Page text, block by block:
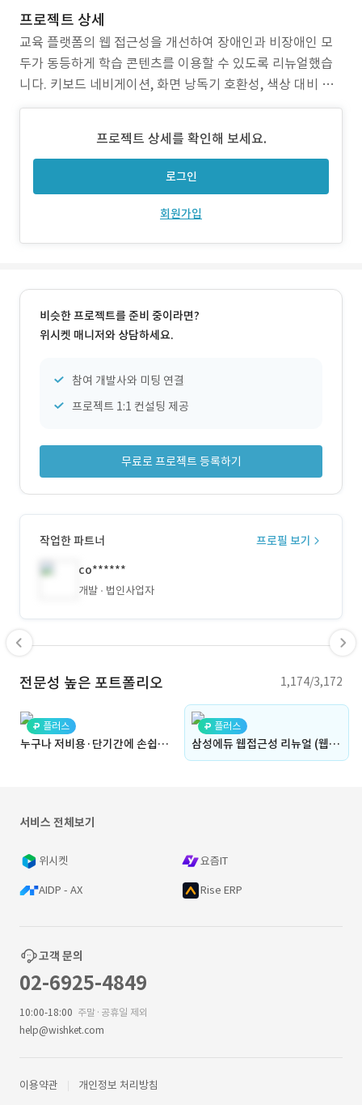
프로젝트 상세
교육 플랫폼의 웹 접근성을 개선하여 장애인과 비장애인 모
두가 동등하게 학습 콘텐츠를 이용할 수 있도록 리뉴얼했습
니다. 키보드 네비게이션, 화면 낭독기 호환성, 색상 대비 최
적화를 적용했습니다.
프로젝트 상세를 확인해 보세요.
로그인
회원가입
비슷한 프로젝트를 준비 중이라면?
위시켓 매니저와 상담하세요.
참여 개발사와 미팅 연결
프로젝트 1:1 컨설팅 제공
무료로 프로젝트 등록하기
작업한 파트너
프로필 보기
co******
개발 법인사업자
전문성 높은 포트폴리오 1,174/3,172
플러스
누구나 저비용·단기간에 손쉽게 구축할 수 있는 No-Code 웹 빌더 개발
플러스
삼성에듀 웹접근성 리뉴얼 (웹 접근성, 교육 콘텐츠, 강의 관리, 회원 관리, 자료실, 시험, 통계, 보고서, 검색, 반응형 웹)
서비스 전체보기
위시켓 요즘IT
AIDP - AX Rise ERP
고객 문의
02-6925-4849
10:00-18:00 주말·공휴일 제외
help@wishket.com
이용약관 개인정보 처리방침